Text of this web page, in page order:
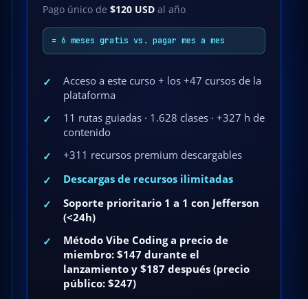
Pago único de $120 USDal año
= 6 meses gratis vs. pagar mes a mes
✓
Acceso a este curso + los +47 cursos de la
plataforma
✓
11 rutas guiadas · 1.628 clases · +327 h de
contenido
✓
+311 recursos premium descargables
✓
Descargas de recursos ilimitadas
✓
Soporte prioritario 1 a 1 con Jefferson
(<24h)
✓
Método Vibe Coding a precio de
miembro: $147 durante el
lanzamiento y $187 después (precio
público: $247)